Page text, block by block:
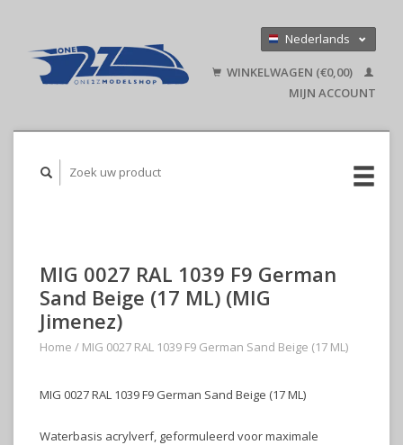
Nederlands
English
WINKELWAGEN (€0,00)
MIJN ACCOUNT
MIG 0027 RAL 1039 F9 German
Sand Beige (17 ML) (MIG
Jimenez)
Home / MIG 0027 RAL 1039 F9 German Sand Beige (17 ML)
MIG 0027 RAL 1039 F9 German Sand Beige (17 ML)
Waterbasis acrylverf, geformuleerd voor maximale